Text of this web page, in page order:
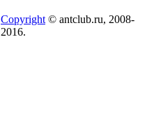
Copyright © antclub.ru, 2008-
2016.